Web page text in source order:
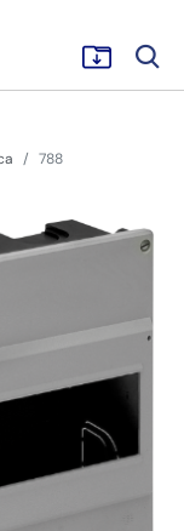
788